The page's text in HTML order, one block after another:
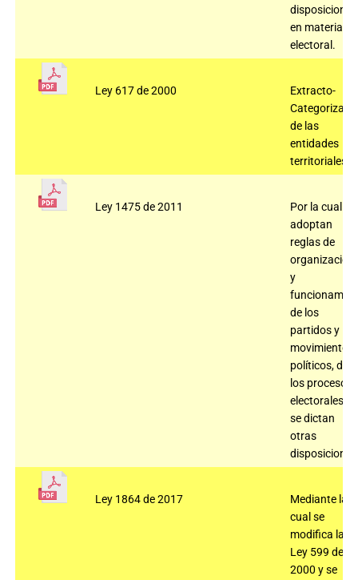
disposiciones
en materia
electoral.
Ley 617 de 2000
Extracto-
de las
entidades
territoriales.
Ley 1475 de 2011
Por la cual se
adoptan
reglas de
organización
y
de los
partidos y
movimientos
políticos, de
los procesos
electorales y
se dictan
otras
Ley 1864 de 2017
Mediante la
cual se
modifica la
Ley 599 de
2000 y se